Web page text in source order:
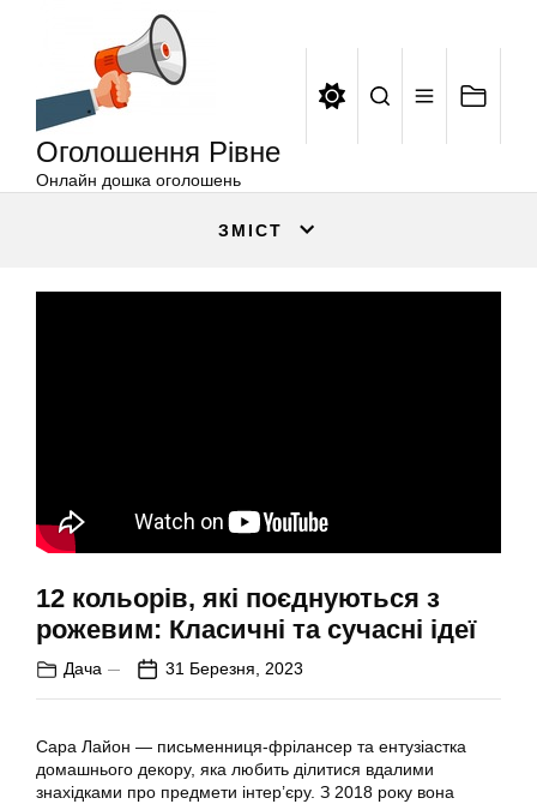
Оголошення Рівне
Онлайн дошка оголошень
ЗМІСТ
12 кольорів, які поєднуються з
рожевим: Класичні та сучасні ідеї
Дача 31 Березня, 2023
Сара Лайон — письменниця-фрілансер та ентузіастка
домашнього декору, яка любить ділитися вдалими
знахідками про предмети інтер’єру. З 2018 року вона